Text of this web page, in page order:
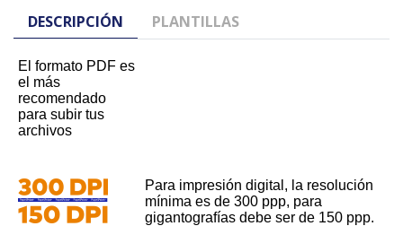
DESCRIPCIÓN PLANTILLAS
El formato PDF es
el más
recomendado
para subir tus
archivos
Para impresión digital, la resolución
mínima es de 300 ppp, para
gigantografías debe ser de 150 ppp.